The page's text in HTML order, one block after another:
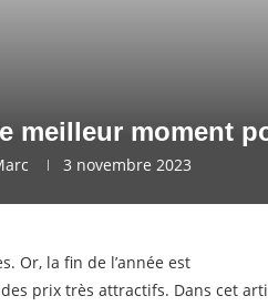
meilleur moment
3 novembre 2023
Or, la fin de l’année est
prix très attractifs. Dans cet